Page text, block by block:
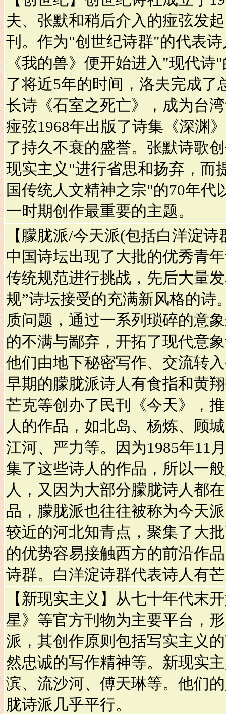
夫、张默和稍后介入的痖弦发
刊。作为"创世纪诗群"的代表
《我的兽》便开始进入"现代
了将近5年的时间，洛夫完成了
长诗《石室之死亡》，成为台
痖弦1968年出版了诗集《深渊
了持久不衰的盛誉。张默诗歌
现实主义"进行省思和扬弃，而
国传统人文精神之宗"的70年代
一时期创作最重要的主题。
【朦胧派/今天派(包括白洋淀
中国诗坛出现了大批的优秀青
传统规范进行挑战，先后大量
规”诗坛接受的充满新风格的诗
质问题，通过一系列琐碎的意
的不满与鄙弃，开拓了现代意
他们由地下秘密写作、交流转
早期的朦胧派诗人有食指和黄
芒克等创办了民刊《今天》，
人的作品，如北岛、杨炼、顾
江河、严力等。因为1985年11
集了这些诗人的作品，所以一
人，又因为大部分朦胧诗人都
品，朦胧派也往往被称为今天
较近的河北知青点，聚集了大
的优势容易接触西方的前沿作
诗群。白洋淀诗群代表诗人有
【新现实主义】从七十年代末
星》等官方刊物为主要平台，
派，其创作原则包括写实主义
然忠诚的写作精神等。新现实
滨、流沙河、傅天琳等。他们
胧诗派几乎平行。